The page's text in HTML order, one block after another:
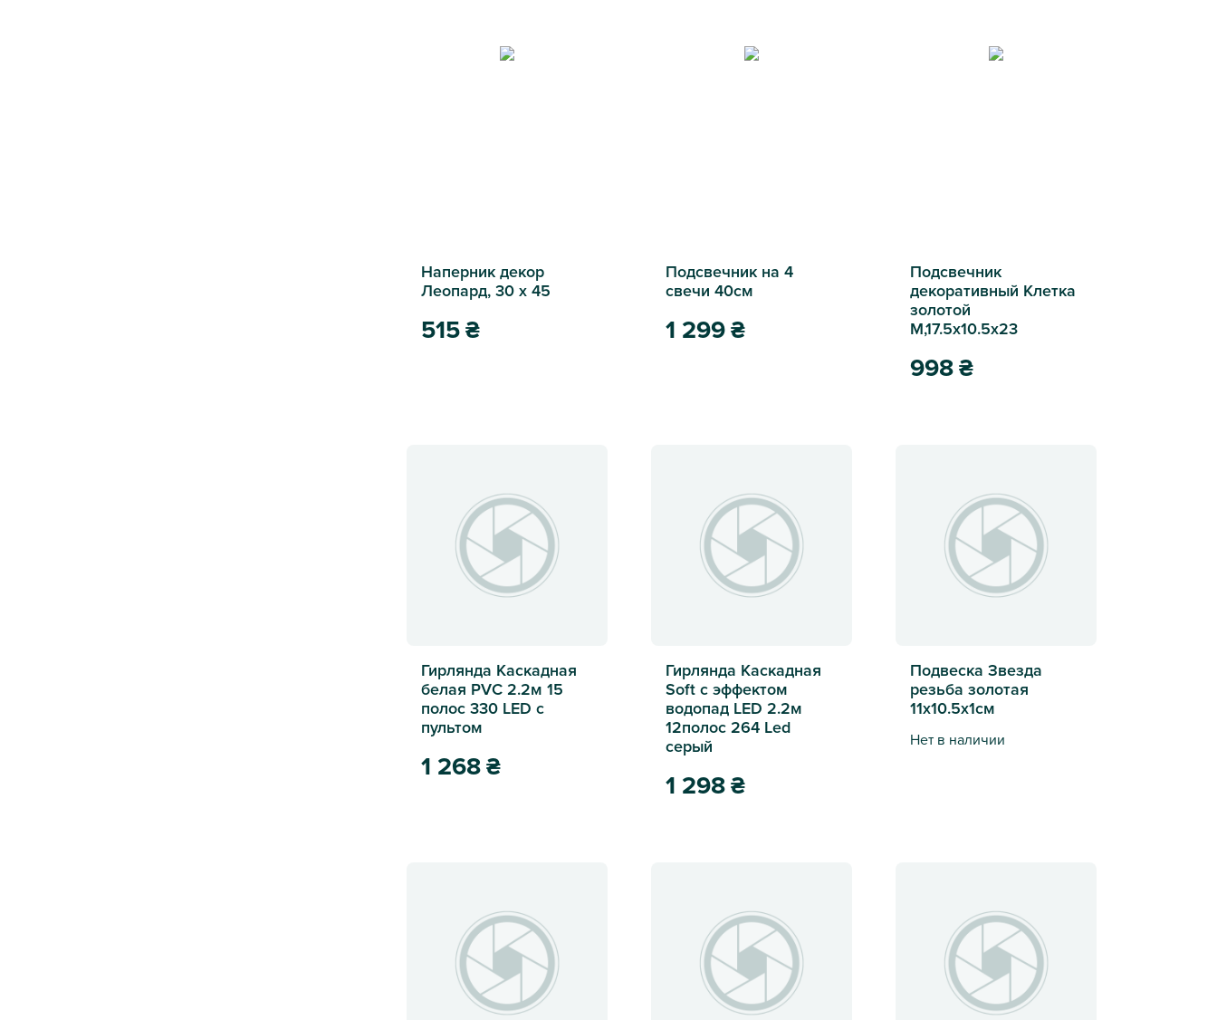
Наперник декор
Леопард, 30 х 45
515₴
Подсвечник на 4
свечи 40см
1 299₴
Подсвечник
декоративный Клетка
золотой
М,17.5х10.5х23
998₴
Гирлянда Каскадная
белая PVC 2.2м 15
полос 330 LED с
пультом
1 268₴
Гирлянда Каскадная
Soft с эффектом
водопад LED 2.2м
12полос 264 Led
серый
1 298₴
Подвеска Звезда
резьба золотая
11х10.5х1см
Нет в наличии